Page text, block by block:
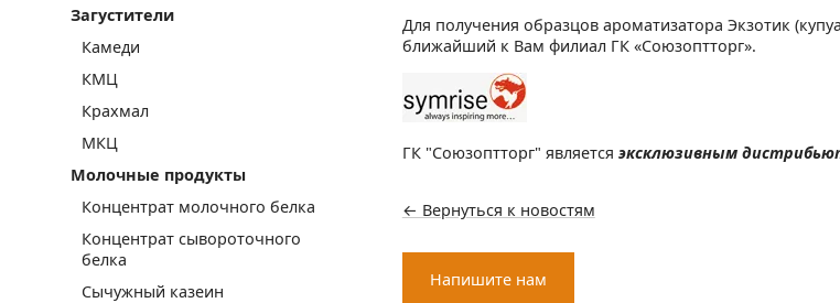
Для получения образцов ароматизатора Экзотик
ближайший к Вам филиал ГК «Союзоптторг».
ГК "Союзоптторг" является эксклюзивным
← Вернуться к новостям
Напишите нам
Загустители
Камеди
КМЦ
Крахмал
МКЦ
Молочные продукты
Концентрат молочного белка
Концентрат сывороточного
белка
Сычужный казеин